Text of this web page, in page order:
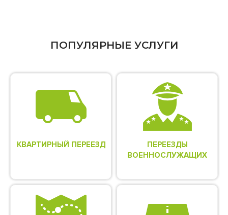
ПОПУЛЯРНЫЕ УСЛУГИ
КВАРТИРНЫЙ ПЕРЕЕЗД
ПЕРЕЕЗДЫ
ВОЕННОСЛУЖАЩИХ